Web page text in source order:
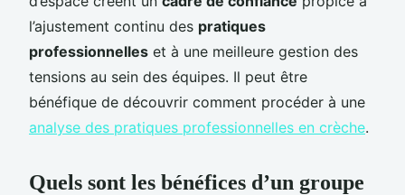
l’ajustement continu des pratiques
professionnelles et à une meilleure gestion des
tensions au sein des équipes. Il peut être
bénéfique de découvrir comment procéder à une
analyse des pratiques professionnelles en crèche.
Quels sont les bénéfices d’un groupe